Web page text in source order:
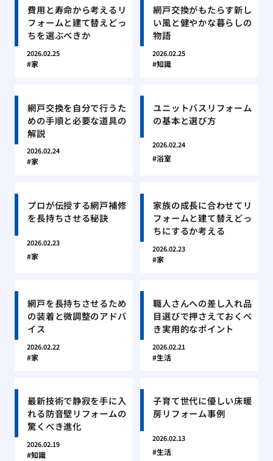
費用と寿命から考えるリ
フォームと建て替えどっ
ちを選ぶべきか
2026.02.25
家
網戸交換がもたらす新し
い風と健やかな暮らしの
物語
2026.02.25
知識
網戸交換を自分で行うた
めの手順と必要な道具の
解説
2026.02.24
家
ユニットバスリフォーム
の基本と選び方
2026.02.24
浴室
プロが伝授する網戸補修
を長持ちさせる秘訣
2026.02.23
家
家族の成長に合わせてリ
フォームと建て替えどっ
ちにするか考える
2026.02.23
家
網戸を長持ちさせるため
の装着と微調整のアドバ
イス
2026.02.22
家
職人さんへの差し入れ品
目選びで押さえておくべ
き実用的なポイント
2026.02.21
生活
最新技術で静寂を手に入
れる防音壁リフォームの
驚くべき進化
2026.02.19
知識
子育て世代に優しい床暖
房リフォーム事例
2026.02.13
生活